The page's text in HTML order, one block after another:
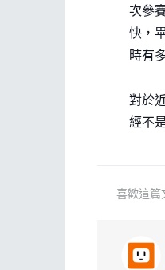
次參
快，
時有
對於
經不
喜歡這篇